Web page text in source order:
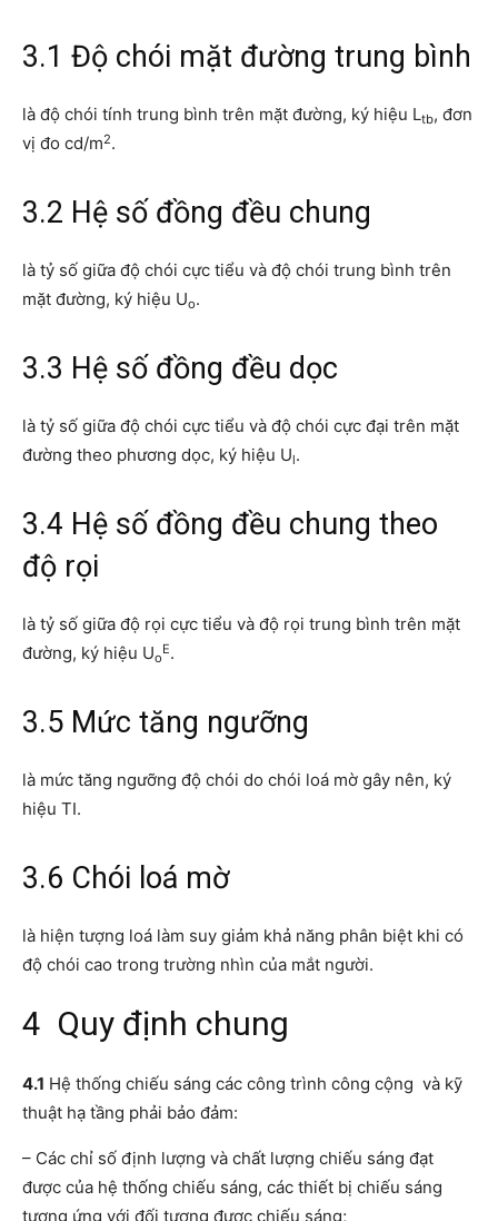
3.1 Độ chói mặt đường trung bình
là độ chói tính trung bình trên mặt đường, ký hiệu Ltb, đơn
vị đo cd/m2.
3.2 Hệ số đồng đều chung
là tỷ số giữa độ chói cực tiểu và độ chói trung bình trên
mặt đường, ký hiệu Uo.
3.3 Hệ số đồng đều dọc
là tỷ số giữa độ chói cực tiểu và độ chói cực đại trên mặt
đường theo phương dọc, ký hiệu Ul.
3.4 Hệ số đồng đều chung theo
độ rọi
là tỷ số giữa độ rọi cực tiểu và độ rọi trung bình trên mặt
đường, ký hiệu Uo
E.
3.5 Mức tăng ngưỡng
là mức tăng ngưỡng độ chói do chói loá mờ gây nên, ký
hiệu TI.
3.6 Chói loá mờ
là hiện tượng loá làm suy giảm khả năng phân biệt khi có
độ chói cao trong trường nhìn của mắt người.
4 Quy định chung
4.1 Hệ thống chiếu sáng các công trình công cộng và kỹ
thuật hạ tầng phải bảo đảm:
– Các chỉ số định lượng và chất lượng chiếu sáng đạt
được của hệ thống chiếu sáng, các thiết bị chiếu sáng
tương ứng với đối tượng được chiếu sáng;